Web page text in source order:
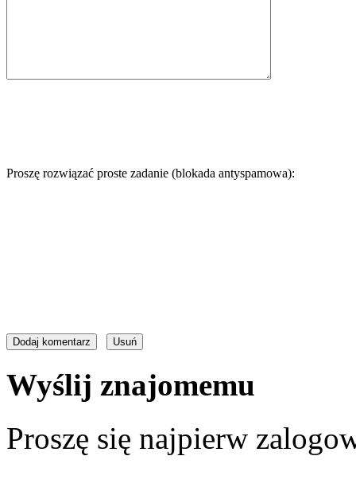
Proszę rozwiązać proste zadanie (blokada antyspamowa):
Wyślij znajomemu
Proszę się najpierw